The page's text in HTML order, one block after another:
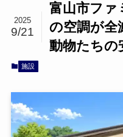
富山市ファ
の空調が全
動物たちの
2025
9/21
施設